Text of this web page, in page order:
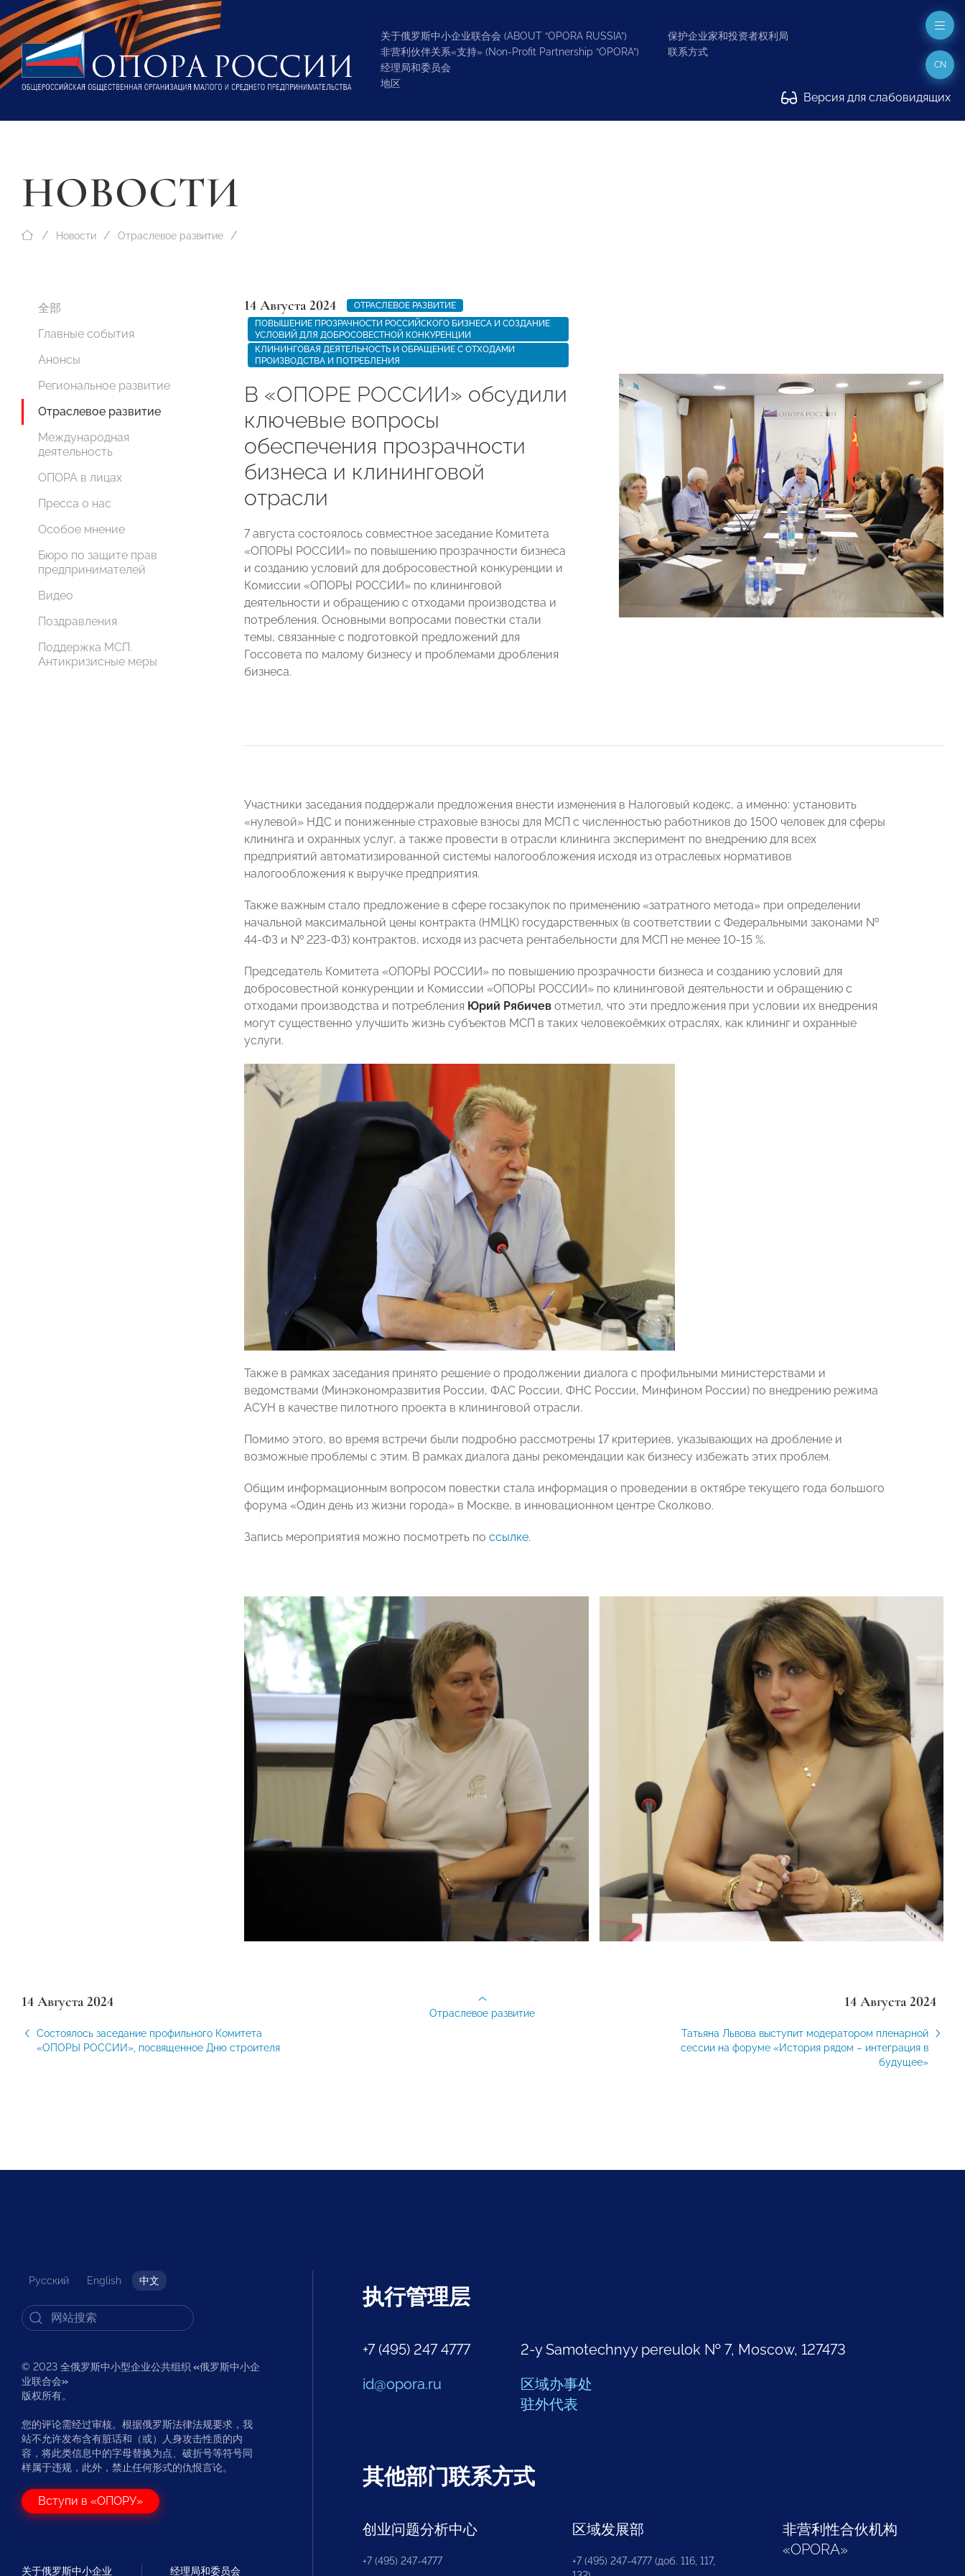
关于俄罗斯中小企业联合会 (ABOUT “OPORA RUSSIA”)
非营利伙伴关系«支持» (Non-Profit Partnership “OPORA”)
经理局和委员会
地区
保护企业家和投资者权利局
联系方式
Версия для слабовидящих
CN
НОВОСТИ
Новости Отраслевое развитие
全部
Главные события
Анонсы
Региональное развитие
Отраслевое развитие
Международная
деятельность
ОПОРА в лицах
Пресса о нас
Особое мнение
Бюро по защите прав
предпринимателей
Видео
Поздравления
Поддержка МСП.
Антикризисные меры
14 Августа 2024
ОТРАСЛЕВОЕ РАЗВИТИЕ
ПОВЫШЕНИЕ ПРОЗРАЧНОСТИ РОССИЙСКОГО БИЗНЕСА И СОЗДАНИЕ
УСЛОВИЙ ДЛЯ ДОБРОСОВЕСТНОЙ КОНКУРЕНЦИИ
КЛИНИНГОВАЯ ДЕЯТЕЛЬНОСТЬ И ОБРАЩЕНИЕ С ОТХОДАМИ
ПРОИЗВОДСТВА И ПОТРЕБЛЕНИЯ
В «ОПОРЕ РОССИИ» обсудили
ключевые вопросы
обеспечения прозрачности
бизнеса и клининговой
отрасли
7 августа состоялось совместное заседание Комитета
«ОПОРЫ РОССИИ» по повышению прозрачности бизнеса
и созданию условий для добросовестной конкуренции и
Комиссии «ОПОРЫ РОССИИ» по клининговой
деятельности и обращению с отходами производства и
потребления. Основными вопросами повестки стали
темы, связанные с подготовкой предложений для
Госсовета по малому бизнесу и проблемами дробления
бизнеса.
Участники заседания поддержали предложения внести изменения в Налоговый кодекс, а именно: установить
«нулевой» НДС и пониженные страховые взносы для МСП с численностью работников до 1500 человек для сферы
клининга и охранных услуг, а также провести в отрасли клининга эксперимент по внедрению для всех
предприятий автоматизированной системы налогообложения исходя из отраслевых нормативов
налогообложения к выручке предприятия.
Также важным стало предложение в сфере госзакупок по применению «затратного метода» при определении
начальной максимальной цены контракта (НМЦК) государственных (в соответствии с Федеральными законами №
44-ФЗ и № 223-ФЗ) контрактов, исходя из расчета рентабельности для МСП не менее 10-15 %.
Председатель Комитета «ОПОРЫ РОССИИ» по повышению прозрачности бизнеса и созданию условий для
добросовестной конкуренции и Комиссии «ОПОРЫ РОССИИ» по клининговой деятельности и обращению с
отходами производства и потребления Юрий Рябичев отметил, что эти предложения при условии их внедрения
могут существенно улучшить жизнь субъектов МСП в таких человекоёмких отраслях, как клининг и охранные
услуги.
Также в рамках заседания принято решение о продолжении диалога с профильными министерствами и
ведомствами (Минэкономразвития России, ФАС России, ФНС России, Минфином России) по внедрению режима
АСУН в качестве пилотного проекта в клининговой отрасли.
Помимо этого, во время встречи были подробно рассмотрены 17 критериев, указывающих на дробление и
возможные проблемы с этим. В рамках диалога даны рекомендации как бизнесу избежать этих проблем.
Общим информационным вопросом повестки стала информация о проведении в октябре текущего года большого
форума «Один день из жизни города» в Москве, в инновационном центре Сколково.
Запись мероприятия можно посмотреть по ссылке.
14 Августа 2024
Состоялось заседание профильного Комитета
«ОПОРЫ РОССИИ», посвященное Дню строителя
14 Августа 2024
Татьяна Львова выступит модератором пленарной
сессии на форуме «История рядом – интеграция в
будущее»
Отраслевое развитие
Русский English 中文
© 2023 全俄罗斯中小型企业公共组织 «俄罗斯中小企
业联合会»
版权所有。
您的评论需经过审核。根据俄罗斯法律法规要求，我
站不允许发布含有脏话和（或）人身攻击性质的内
容，将此类信息中的字母替换为点、破折号等符号同
样属于违规，此外，禁止任何形式的仇恨言论。
Вступи в «ОПОРУ»
关于俄罗斯中小企业 经理局和委员会
执行管理层
+7 (495) 247 4777
id@opora.ru
2-y Samotechnyy pereulok № 7, Moscow, 127473
区域办事处
驻外代表
其他部门联系方式
创业问题分析中心
+7 (495) 247-4777
区域发展部
+7 (495) 247-4777 (доб. 116, 117,
非营利性合伙机构
«OPORA»